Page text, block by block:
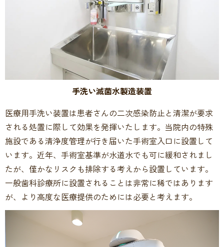
手洗い滅菌水製造装置
医療用手洗い装置は患者さんの二次感染防止と清潔が要求
される処置に際して効果を発揮いたします。当院内の特殊
施設である清浄度管理が行き届いた手術室入口に設置して
います。近年、手術室基準が水道水でも可に緩和されまし
たが、僅かなリスクも排除する考えから設置しています。
一般歯科診療所に設置されることは非常に稀ではあります
が、より高度な医療提供のためには必要と考えます。